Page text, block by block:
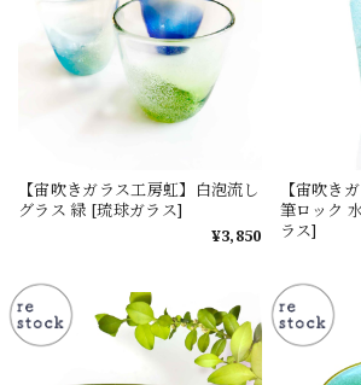
【宙吹きガラス工房虹】白泡流し
グラス 緑 [琉球ガラス]
¥3,850
【宙吹き
筆ロック
ラス]